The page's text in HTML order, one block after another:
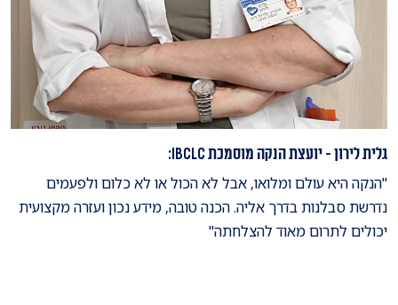
גלית לירון - יועצת הנקה מוסמכת IBCLC:
"הנקה היא עולם ומלואו, אבל לא הכול או לא כלום ולפעמים
נדרשת סבלנות בדרך אליה. הכנה טובה, מידע נכון ועזרה מקצועית
יכולים לתרום מאוד להצלחתה"